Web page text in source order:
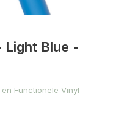
Light Blue -
Functionele Vinyl